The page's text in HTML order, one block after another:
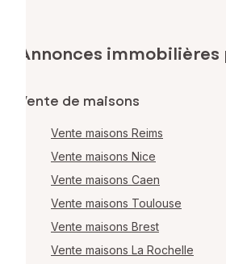
Annonces
Vente de maisons
Vente maisons Reims
Vente maisons Nice
Vente maisons Caen
Vente maisons Toulouse
Vente maisons Brest
Vente maisons La Rochelle